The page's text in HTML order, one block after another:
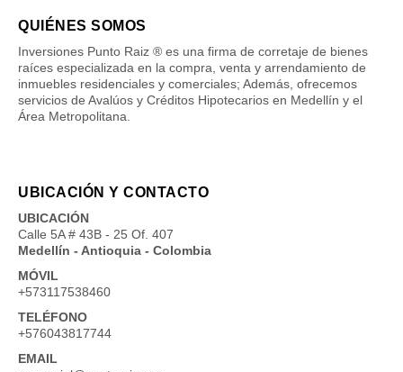
QUIÉNES SOMOS
Inversiones Punto Raiz ® es una firma de corretaje de bienes
raíces especializada en la compra, venta y arrendamiento de
inmuebles residenciales y comerciales; Además, ofrecemos
servicios de Avalúos y Créditos Hipotecarios en Medellín y el
Área Metropolitana.
UBICACIÓN Y CONTACTO
UBICACIÓN
Calle 5A # 43B - 25 Of. 407
Medellín - Antioquia - Colombia
MÓVIL
+573117538460
TELÉFONO
+576043817744
EMAIL